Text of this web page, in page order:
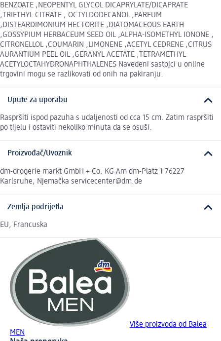
BENZOATE ,NEOPENTYL GLYCOL DICAPRYLATE/DICAPRATE
,TRIETHYL CITRATE , OCTYLDODECANOL ,PARFUM
,DISTEARDIMONIUM HECTORITE ,DIATOMACEOUS EARTH
,GOSSYPIUM HERBACEUM SEED OIL ,ALPHA-ISOMETHYL IONONE ,
CITRONELLOL ,COUMARIN ,LIMONENE ,ACETYL CEDRENE ,CITRUS
AURANTIUM PEEL OIL ,GERANYL ACETATE ,TETRAMETHYL
ACETYLOCTAHYDRONAPHTHALENES Navedeni sastojci u online
trgovini mogu se razlikovati od onih na pakiranju.
Upute za uporabu
Raspršiti ispod pazuha s udaljenosti od cca 15 cm. Zatim raspršiti
po tijelu i ostaviti nekoliko minuta da se osuši.
Proizvođač/Uvoznik
dm-drogerie markt GmbH + Co. KG Am dm-Platz 1 76227
Karlsruhe, Njemačka servicecenter@dm.de
Zemlja podrijetla
EU, Francuska
Više proizvoda od Balea
MEN